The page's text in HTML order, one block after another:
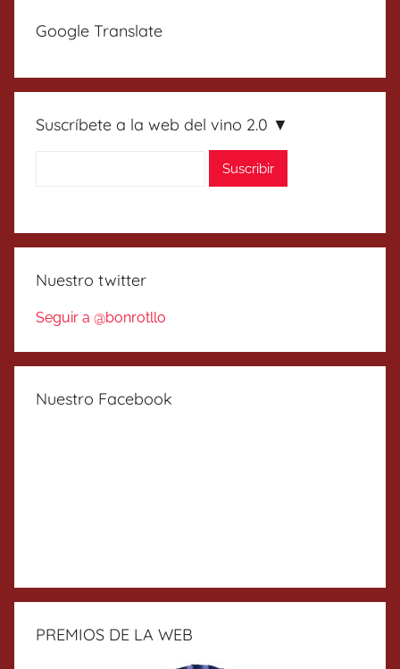
Google Translate
Suscríbete a la web del vino 2.0 ▼
Nuestro twitter
Seguir a @bonrotllo
Nuestro Facebook
PREMIOS DE LA WEB